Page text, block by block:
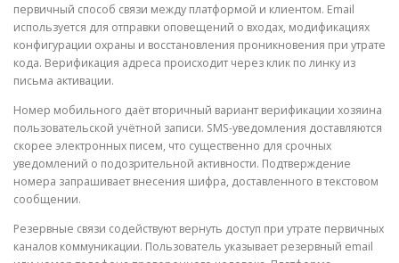
первичный способ связи между платформой и клиентом. Email
используется для отправки оповещений о входах, модификациях
конфигурации охраны и восстановления проникновения при утрате
кода. Верификация адреса происходит через клик по линку из
письма активации.
Номер мобильного даёт вторичный вариант верификации хозяина
пользовательской учётной записи. SMS-уведомления доставляются
скорее электронных писем, что существенно для срочных
уведомлений о подозрительной активности. Подтверждение
номера запрашивает внесения шифра, доставленного в текстовом
сообщении.
Резервные связи содействуют вернуть доступ при утрате первичных
каналов коммуникации. Пользователь указывает резервный email